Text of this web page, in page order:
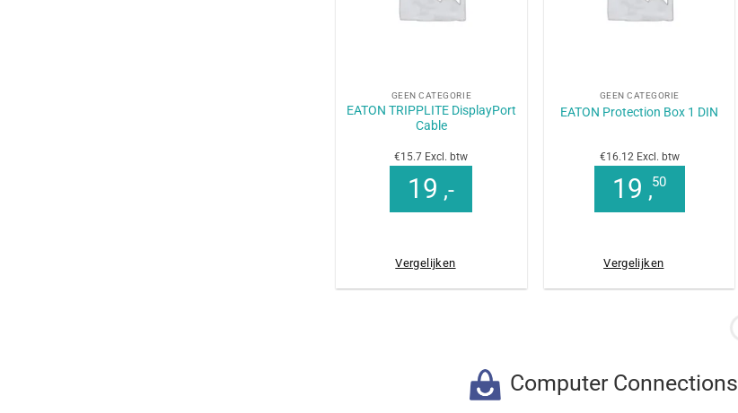
GEEN CATEGORIE
EATON TRIPPLITE DisplayPort
Cable
€15.7 Excl. btw
19 ,-
Vergelijken
GEEN CATEGORIE
EATON Protection Box 1 DIN
€16.12 Excl. btw
19 ,50
Vergelijken
Computer Connections